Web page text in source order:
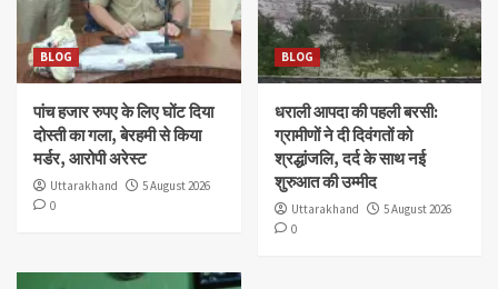
BLOG
पांच हजार रुपए के लिए घोंट दिया
दोस्ती का गला, बेरहमी से किया
मर्डर, आरोपी अरेस्ट
Uttarakhand
5 August 2026
0
BLOG
धराली आपदा की पहली बरसी:
ग्रामीणों ने दी दिवंगतों को
श्रद्धांजलि, दर्द के साथ नई
शुरुआत की उम्मीद
Uttarakhand
5 August 2026
0